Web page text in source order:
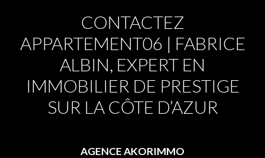
CONTACTEZ
APPARTEMENT06 | FABRICE
ALBIN, EXPERT EN
IMMOBILIER DE PRESTIGE
SUR LA CÔTE D’AZUR
AGENCE AKORIMMO